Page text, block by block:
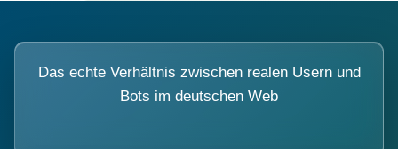
Das echte Verhältnis zwischen realen Usern und
Bots im deutschen Web